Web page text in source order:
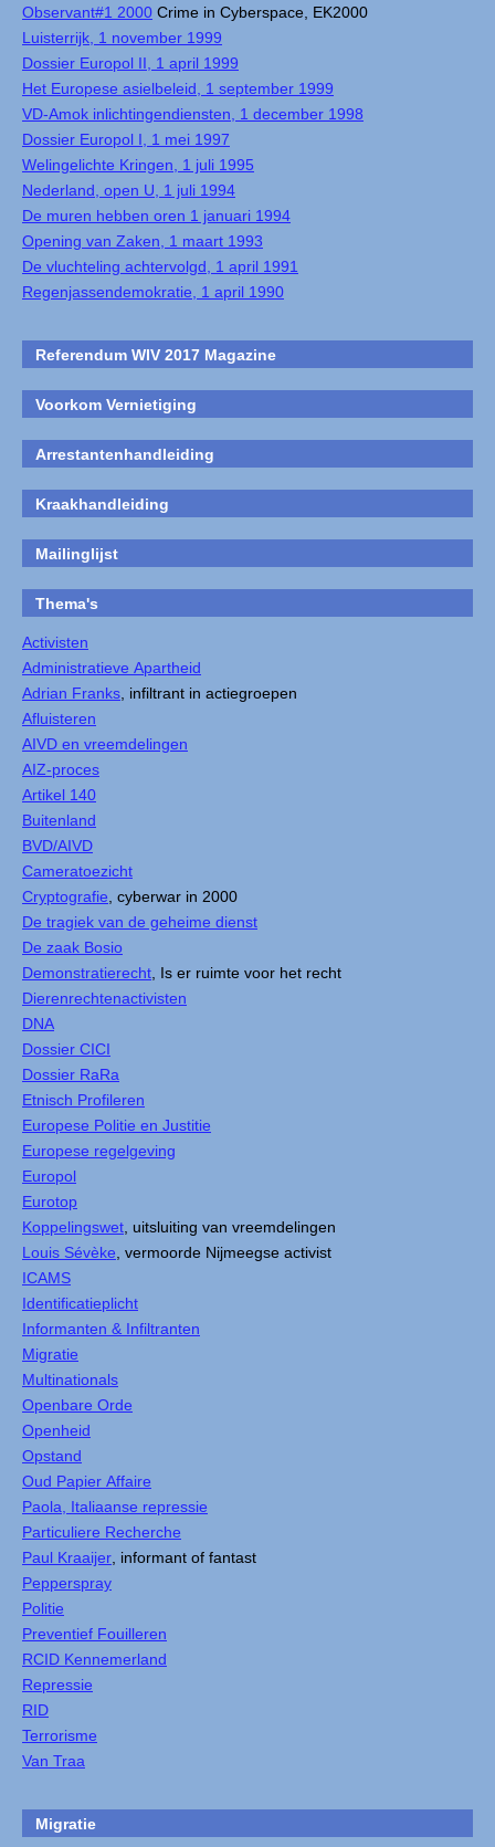
Observant#1 2000 Crime in Cyberspace, EK2000
Luisterrijk, 1 november 1999
Dossier Europol II, 1 april 1999
Het Europese asielbeleid, 1 september 1999
VD-Amok inlichtingendiensten, 1 december 1998
Dossier Europol I, 1 mei 1997
Welingelichte Kringen, 1 juli 1995
Nederland, open U, 1 juli 1994
De muren hebben oren 1 januari 1994
Opening van Zaken, 1 maart 1993
De vluchteling achtervolgd, 1 april 1991
Regenjassendemokratie, 1 april 1990
Referendum WIV 2017 Magazine
Voorkom Vernietiging
Arrestantenhandleiding
Kraakhandleiding
Mailinglijst
Thema's
Activisten
Administratieve Apartheid
Adrian Franks , infiltrant in actiegroepen
Afluisteren
AIVD en vreemdelingen
AIZ-proces
Artikel 140
Buitenland
BVD/AIVD
Cameratoezicht
Cryptografie , cyberwar in 2000
De tragiek van de geheime dienst
De zaak Bosio
Demonstratierecht , Is er ruimte voor het recht
Dierenrechtenactivisten
DNA
Dossier CICI
Dossier RaRa
Etnisch Profileren
Europese Politie en Justitie
Europese regelgeving
Europol
Eurotop
Koppelingswet , uitsluiting van vreemdelingen
Louis Sévèke , vermoorde Nijmeegse activist
ICAMS
Identificatieplicht
Informanten & Infiltranten
Migratie
Multinationals
Openbare Orde
Openheid
Opstand
Oud Papier Affaire
Paola, Italiaanse repressie
Particuliere Recherche
Paul Kraaijer , informant of fantast
Pepperspray
Politie
Preventief Fouilleren
RCID Kennemerland
Repressie
RID
Terrorisme
Van Traa
Migratie